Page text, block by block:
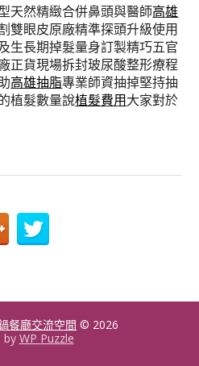
天然精緻合併鼻頭與醫師高雄
雙眼皮原廠精準探頭升級使用
生長期掉髮量身訂製精巧五官
正貨現場拆封玻尿酸整形療程
高雄抽脂專業師資抽掉堅持抽
植髮數量說植髮費用大家對於
餐廳交流空間 © 2026
by WP Puzzle